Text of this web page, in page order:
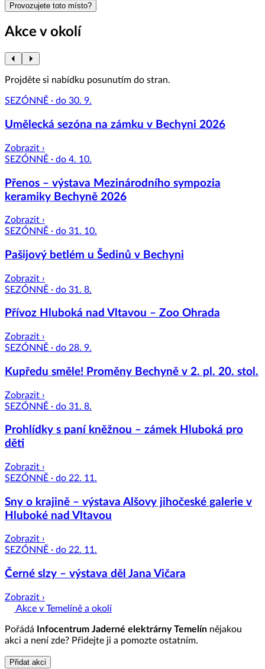
Provozujete toto místo?
Akce v okolí
Projděte si nabídku posunutím do stran.
SEZÓNNĚ · do 30. 9.
Umělecká sezóna na zámku v Bechyni 2026
Zobrazit ›
SEZÓNNĚ · do 4. 10.
Přenos – výstava Mezinárodního sympozia
keramiky Bechyně 2026
Zobrazit ›
SEZÓNNĚ · do 31. 10.
Pašijový betlém u Šedinů v Bechyni
Zobrazit ›
SEZÓNNĚ · do 31. 8.
Přívoz Hluboká nad Vltavou – Zoo Ohrada
Zobrazit ›
SEZÓNNĚ · do 28. 9.
Kupředu směle! Proměny Bechyně v 2. pl. 20. stol.
Zobrazit ›
SEZÓNNĚ · do 31. 8.
Prohlídky s paní kněžnou – zámek Hluboká pro
děti
Zobrazit ›
SEZÓNNĚ · do 22. 11.
Sny o krajině – výstava Alšovy jihočeské galerie v
Hluboké nad Vltavou
Zobrazit ›
SEZÓNNĚ · do 22. 11.
Černé slzy – výstava děl Jana Vičara
Zobrazit ›
Akce v Temelíně a okolí
Pořádá Infocentrum Jaderné elektrárny Temelín nějakou
akci a není zde? Přidejte ji a pomozte ostatním.
Přidat akci